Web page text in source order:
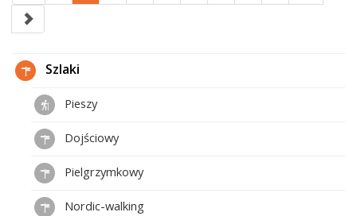
Szlaki
Pieszy
Dojściowy
Pielgrzymkowy
Nordic-walking